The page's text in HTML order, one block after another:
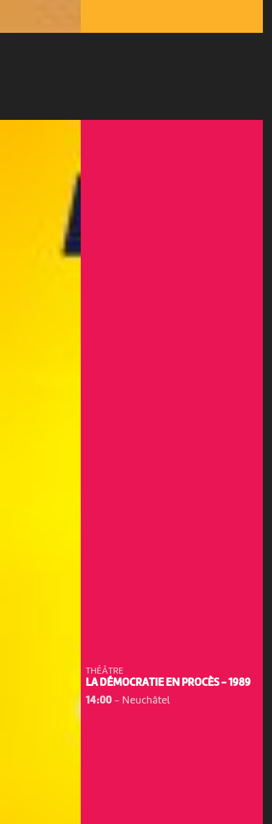
THÉÂTRE
LA DÉMOCRATIE EN PROCÈS - 1989
14:00- Neuchâtel